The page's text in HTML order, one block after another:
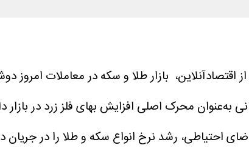
محرک اصلی افزایش بهای فلز زرد در بازار
احتیاطی، رشد نرخ انواع سکه و طلا را در جریان